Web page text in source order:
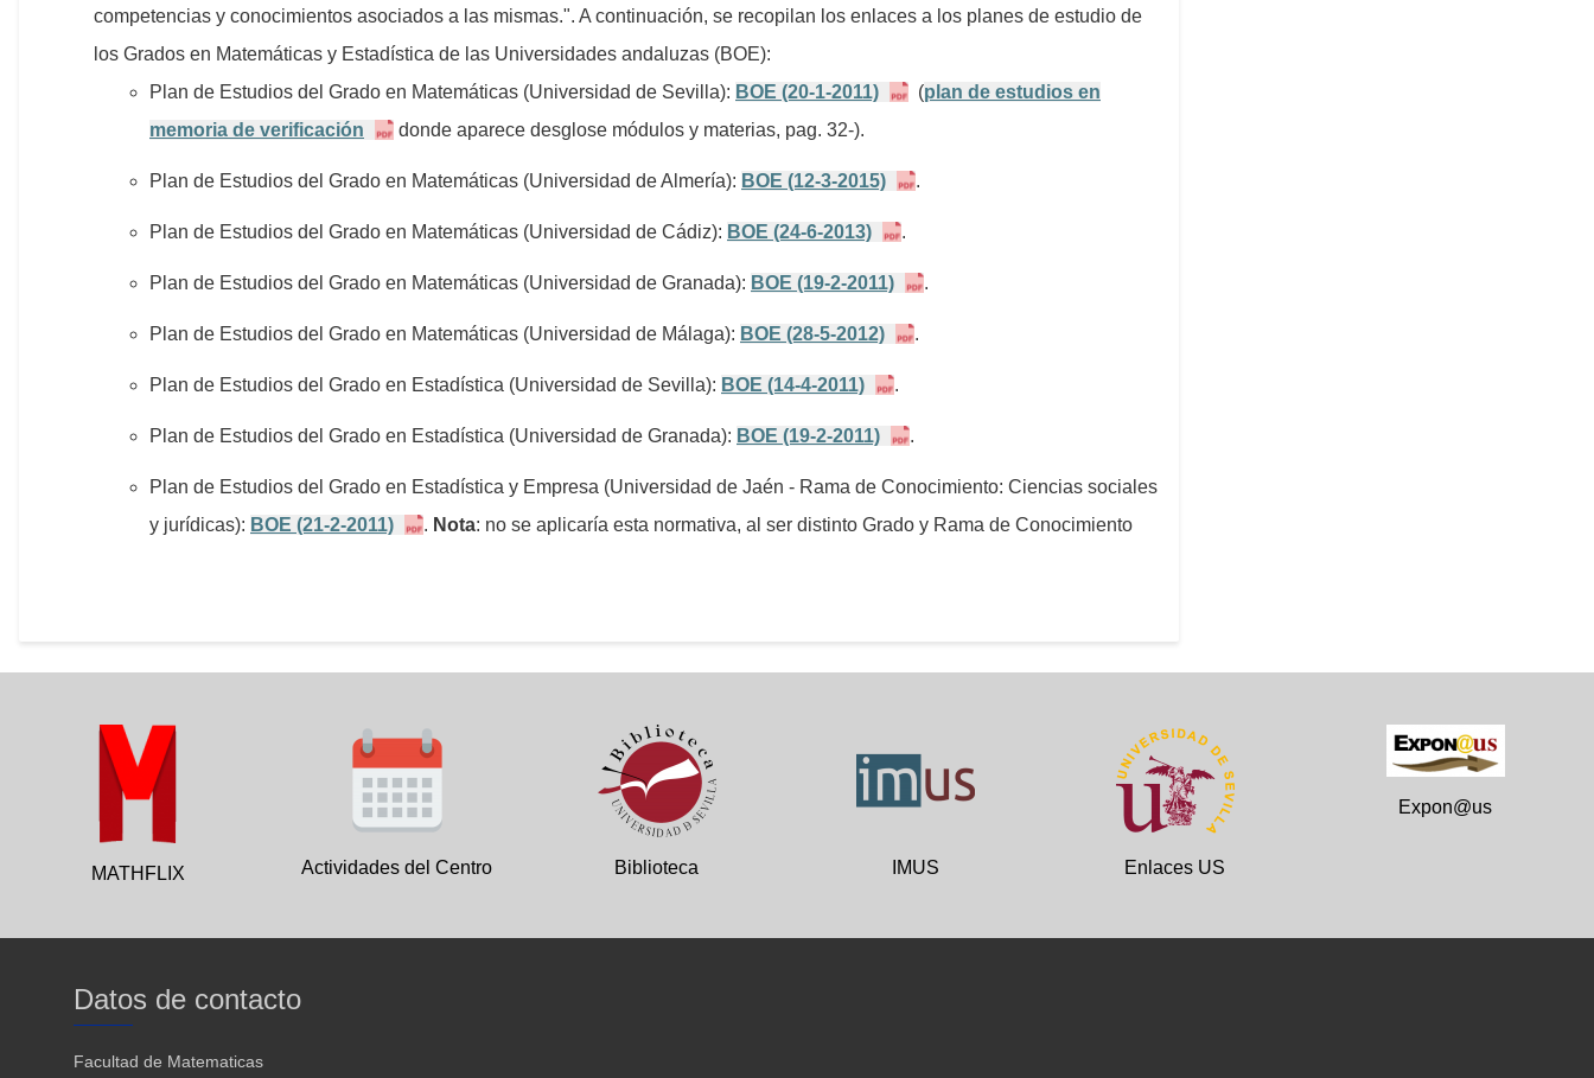
competencias y conocimientos asociados a las mismas.". A continuación, se recopilan los enlaces a los planes de estudio de
los Grados en Matemáticas y Estadística de las Universidades andaluzas (BOE):
Plan de Estudios del Grado en Matemáticas (Universidad de Sevilla): BOE (20-1-2011) (plan de estudios en
memoria de verificación
donde aparece desglose módulos y materias, pag. 32-).
Plan de Estudios del Grado en Matemáticas (Universidad de Almería): BOE (12-3-2015) .
Plan de Estudios del Grado en Matemáticas (Universidad de Cádiz): BOE (24-6-2013) .
Plan de Estudios del Grado en Matemáticas (Universidad de Granada): BOE (19-2-2011) .
Plan de Estudios del Grado en Matemáticas (Universidad de Málaga): BOE (28-5-2012) .
Plan de Estudios del Grado en Estadística (Universidad de Sevilla): BOE (14-4-2011) .
Plan de Estudios del Grado en Estadística (Universidad de Granada): BOE (19-2-2011) .
Plan de Estudios del Grado en Estadística y Empresa (Universidad de Jaén - Rama de Conocimiento: Ciencias sociales
y jurídicas): BOE (21-2-2011) . Nota: no se aplicaría esta normativa, al ser distinto Grado y Rama de Conocimiento
MATHFLIX Actividades del Centro Biblioteca IMUS Enlaces US
Expon@us
Datos de contacto
Facultad de Matematicas